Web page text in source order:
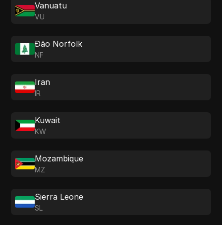
Vanuatu
VU
Đảo Norfolk
NF
Iran
IR
Kuwait
KW
Mozambique
MZ
Sierra Leone
SL